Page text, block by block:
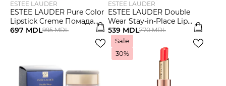
ESTEE LAUDER
ESTEE LAUDER Pure Color
Lipstick Creme Помада
для губ
697 MDL995 MDL
ESTEE LAUDER
ESTEE LAUDER Double
Wear Stay-in-Place Lip
Pencil карандаш для губ
539 MDL770 MDL
Sale
30%